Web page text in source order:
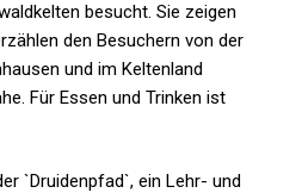
besucht. Sie zeigen
den Besuchern von der
und im Keltenland
Für Essen und Trinken ist
`Druidenpfad`, ein Lehr- und